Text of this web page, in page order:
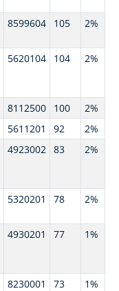
8599604 105 2%
5620104 104 2%
8112500 100
2%
5611201 92
2%
4923002 83 2%
5320201 78 2%
4930201 77 1%
8230001 73 1%